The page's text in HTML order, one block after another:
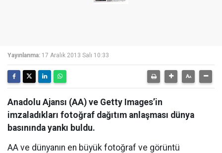
Yayınlanma: 17 Aralık 2013 Salı 10:33
Anadolu Ajansı (AA) ve Getty Images’in
imzaladıkları fotoğraf dağıtım anlaşması dünya
basınında yankı buldu.
AA ve dünyanın en büyük fotoğraf ve görüntü